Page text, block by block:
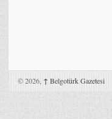
© 2026, ↑ Belgotürk Gazetesi